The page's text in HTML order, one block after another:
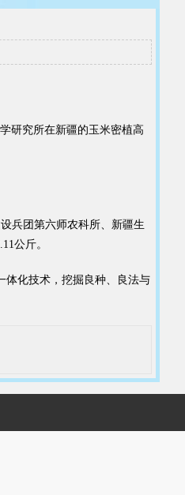
研究所在新疆的玉米密植高
兵团第六师农科所、新疆生
公斤。
化技术，挖掘良种、良法与